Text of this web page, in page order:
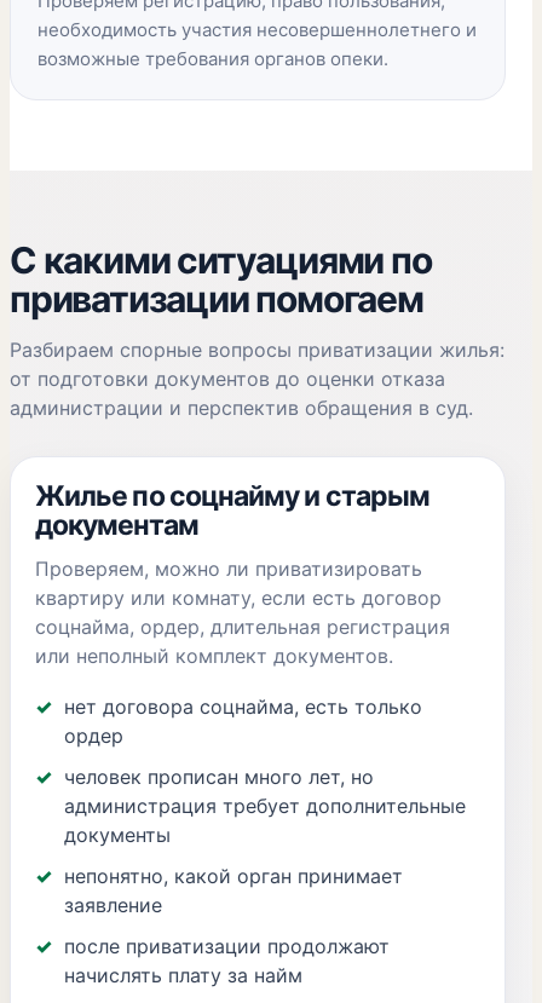
необходимость участия несовершеннолетнего и
возможные требования органов опеки.
С какими ситуациями по
приватизации помогаем
Разбираем спорные вопросы приватизации жилья:
от подготовки документов до оценки отказа
администрации и перспектив обращения в суд.
Жилье по соцнайму и старым
документам
Проверяем, можно ли приватизировать
квартиру или комнату, если есть договор
соцнайма, ордер, длительная регистрация
или неполный комплект документов.
нет договора соцнайма, есть только
ордер
человек прописан много лет, но
администрация требует дополнительные
документы
непонятно, какой орган принимает
заявление
после приватизации продолжают
начислять плату за найм